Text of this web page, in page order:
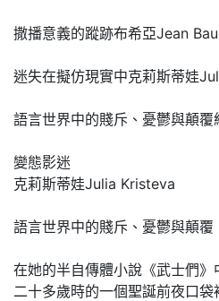
撒播意義的蹤跡布希亞Jean
迷失在擬仿現實中克莉斯蒂娃
語言世界中的賤斥、憂鬱與顛
變態影迷
克莉斯蒂娃Julia Kristeva
語言世界中的賤斥、憂鬱與顛覆
在她的半自傳體小說《武士們
二十多歲時的一個聖誕前夜口